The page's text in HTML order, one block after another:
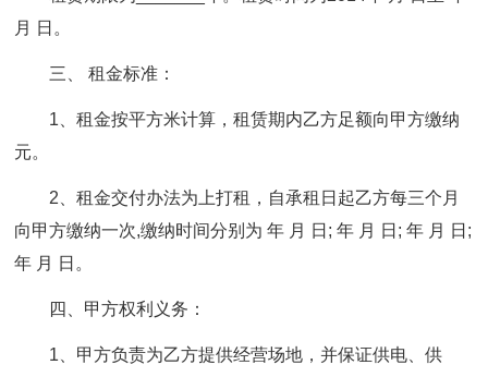
月 日。
三、 租金标准：
1、租金按平方米计算，租赁期内乙方足额向甲方缴纳
元。
2、租金交付办法为上打租，自承租日起乙方每三个月
向甲方缴纳一次,缴纳时间分别为 年 月 日; 年 月 日; 年 月 日;
年 月 日。
四、甲方权利义务：
1、甲方负责为乙方提供经营场地，并保证供电、供